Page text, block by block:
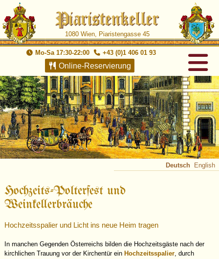
1080 Wien, Piaristengasse 45
Mo-Sa 17:30-22:00 +43 (0)1 406 01 93
Online-Reservierung
Deutsch English
Hochzeits-Polterfest und
Weinkellerbräuche
Hochzeitsspalier und Licht ins neue Heim tragen
In manchen Gegenden Österreichs bilden die Hochzeitsgäste nach der
kirchlichen Trauung vor der Kirchentür ein Hochzeitsspalier, durch